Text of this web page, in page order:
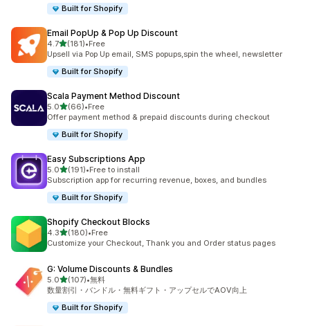
Built for Shopify
Email PopUp & Pop Up Discount
4.75つ星中
(181)
合計レビュー数：181件
•Free
Upsell via Pop Up email, SMS popups,spin the wheel, newsletter
Built for Shopify
Scala Payment Method Discount
5.05つ星中
(66)
合計レビュー数：66件
•Free
Offer payment method & prepaid discounts during checkout
Built for Shopify
Easy Subscriptions App
5.05つ星中
(191)
合計レビュー数：191件
•Free to install
Subscription app for recurring revenue, boxes, and bundles
Built for Shopify
Shopify Checkout Blocks
4.35つ星中
(180)
合計レビュー数：180件
•Free
Customize your Checkout, Thank you and Order status pages
G: Volume Discounts & Bundles
5.05つ星中
(107)
合計レビュー数：107件
•無料
数量割引・バンドル・無料ギフト・アップセルでAOV向上
Built for Shopify